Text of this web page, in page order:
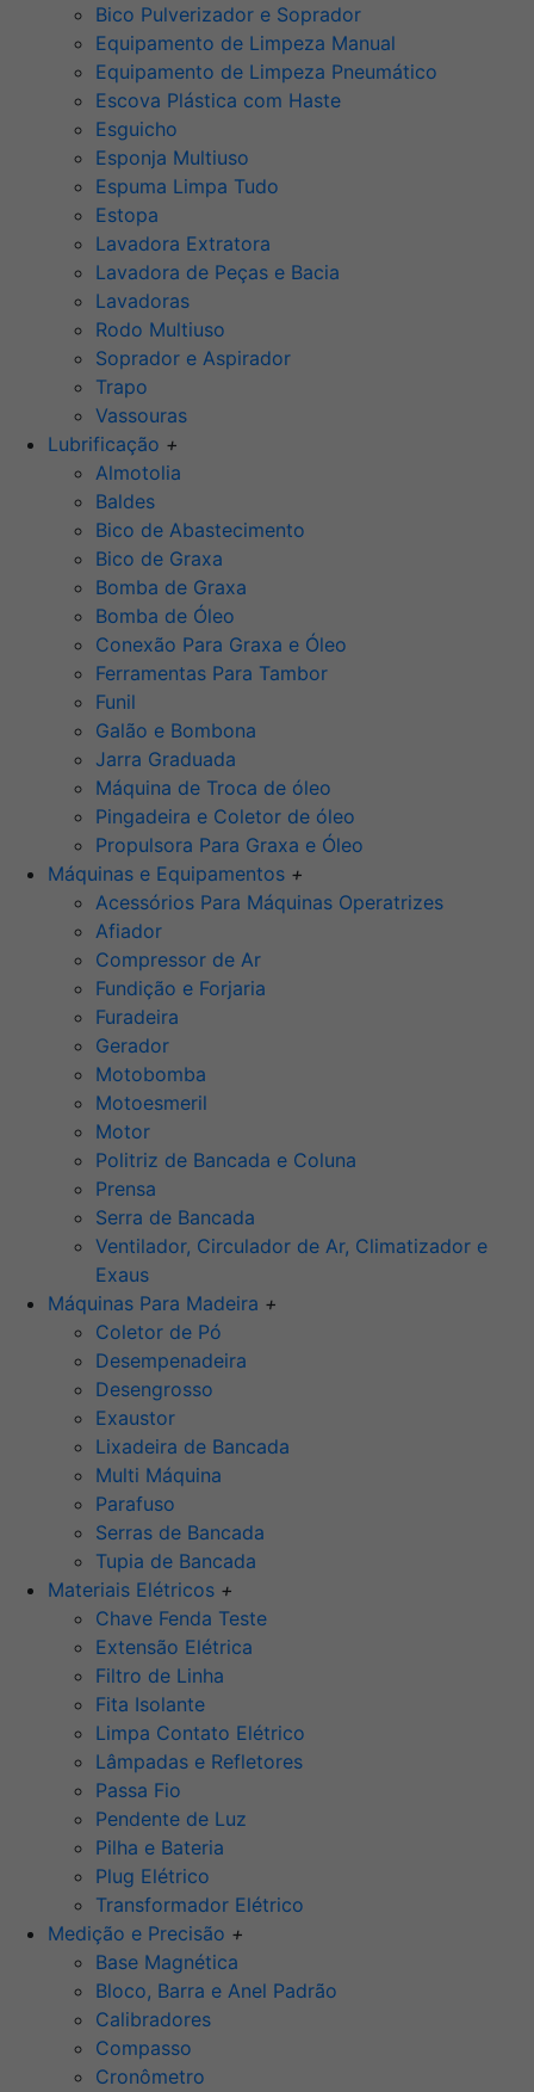
Bico Pulverizador e Soprador
Equipamento de Limpeza Manual
Equipamento de Limpeza Pneumático
Escova Plástica com Haste
Esguicho
Esponja Multiuso
Espuma Limpa Tudo
Estopa
Lavadora Extratora
Lavadora de Peças e Bacia
Lavadoras
Rodo Multiuso
Soprador e Aspirador
Trapo
Vassouras
Lubrificação +
Almotolia
Baldes
Bico de Abastecimento
Bico de Graxa
Bomba de Graxa
Bomba de Óleo
Conexão Para Graxa e Óleo
Ferramentas Para Tambor
Funil
Galão e Bombona
Jarra Graduada
Máquina de Troca de óleo
Pingadeira e Coletor de óleo
Propulsora Para Graxa e Óleo
Máquinas e Equipamentos +
Acessórios Para Máquinas Operatrizes
Afiador
Compressor de Ar
Fundição e Forjaria
Furadeira
Gerador
Motobomba
Motoesmeril
Motor
Politriz de Bancada e Coluna
Prensa
Serra de Bancada
Ventilador, Circulador de Ar, Climatizador e
Exaus
Máquinas Para Madeira +
Coletor de Pó
Desempenadeira
Desengrosso
Exaustor
Lixadeira de Bancada
Multi Máquina
Parafuso
Serras de Bancada
Tupia de Bancada
Materiais Elétricos +
Chave Fenda Teste
Extensão Elétrica
Filtro de Linha
Fita Isolante
Limpa Contato Elétrico
Lâmpadas e Refletores
Passa Fio
Pendente de Luz
Pilha e Bateria
Plug Elétrico
Transformador Elétrico
Medição e Precisão +
Base Magnética
Bloco, Barra e Anel Padrão
Calibradores
Compasso
Cronômetro